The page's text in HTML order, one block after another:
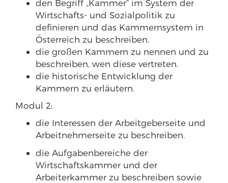
den Begriff „Kammer“ im System der
Wirtschafts- und Sozialpolitik zu
definieren und das Kammernsystem in
Österreich zu beschreiben.
die großen Kammern zu nennen und zu
beschreiben, wen diese vertreten.
die historische Entwicklung der
Kammern zu erläutern.
Modul 2:
die Interessen der Arbeitgeberseite und
Arbeitnehmerseite zu beschreiben.
die Aufgabenbereiche der
Wirtschaftskammer und der
Arbeiterkammer zu beschreiben sowie